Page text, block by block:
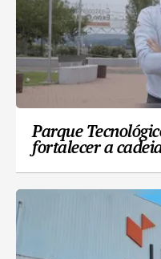
Parque
fortalecer a